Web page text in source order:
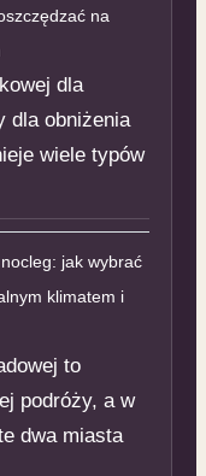
na
dla
dla obniżenia
wiele typów
jak wybrać
klimatem i
to
podróży, a w
dwa miasta